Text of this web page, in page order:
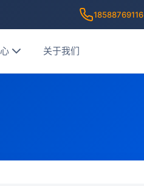
18588769116
关于我们